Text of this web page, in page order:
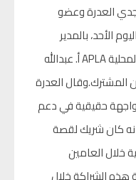
العدرة وعضو
الأحد، بالمدير
التنفيذي للاتحاد الفلسطيني للهيئات المحلية APLA أ. عبدالله
المشترك.وقال العدرة
واجهة حقيقية في دعم
كان شريك لقصة
خلال العامين
هذه الشراكة خلال